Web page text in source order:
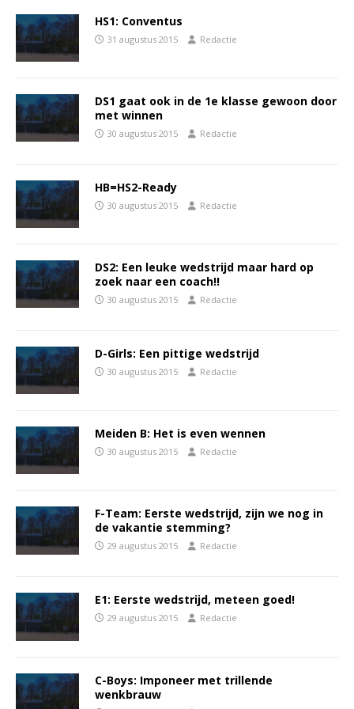
HS1: Conventus
31 augustus 2015 Redactie
DS1 gaat ook in de 1e klasse gewoon door
met winnen
30 augustus 2015 Redactie
HB=HS2-Ready
30 augustus 2015 Redactie
DS2: Een leuke wedstrijd maar hard op
zoek naar een coach!!
30 augustus 2015 Redactie
D-Girls: Een pittige wedstrijd
30 augustus 2015 Redactie
Meiden B: Het is even wennen
30 augustus 2015 Redactie
F-Team: Eerste wedstrijd, zijn we nog in
de vakantie stemming?
29 augustus 2015 Redactie
E1: Eerste wedstrijd, meteen goed!
29 augustus 2015 Redactie
C-Boys: Imponeer met trillende
wenkbrauw